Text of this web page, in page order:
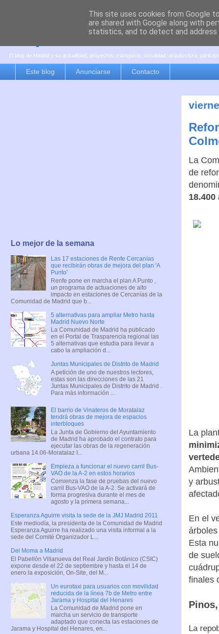
es por madrid
El blog de Madrid y su actualidad, proyectos, transporte, movilidad, arquitectura,
Este blog Anunciarse Contacto
La
de
La
y
En el
Esta
de
finales
La
Lo mejor de la semana
Las 17 estaciones de Renfe Cercanías
que recibirán obras de mejora del plan 'A
Punto'
Renfe pone en marcha el plan A Punto ,
un programa de actuaciones de alto
impacto en estaciones de Cercanías de la
Comunidad de Madrid que b...
5 alternativas para ampliar Metro hasta
Madrid Nuevo Norte
La Comunidad de Madrid ha publicado
en el Portal de Trasparencia regional las
5 alternativas que estudia para llevar a
cabo la ampliación d...
Juntas Municipales de Distrito de Madrid
A petición de uno de nuestros lectores,
estas son las direcciones de las 21
Juntas Municipales de Distrito de Madrid .
Para más información ...
El barrio de Vinateros de Moratalaz
tendrá obras de mejora de espacios
interbloques
La Junta de Gobierno del Ayuntamiento
de Madrid ha aprobado el contrato para
ejecutar las obras de la regeneración
urbana 14.06-Moratalaz I...
Empieza a funcionar el nuevo carril Bus-
VAO de la A-2 en estos horarios
Comienza la fase de pruebas del nuevo
carril Bus-VAO de la A-2. Se activará de
forma progresiva durante el mes de
agosto y la primera semana...
Esperanza Aguirre visita la sede de la JMJ Madrid 2011
Este mediodía, la presidenta de la Comunidad de Madrid
Esperanza Aguirre ha realizado una visita informal a la
sede del Comité Organizador L...
Del Moma a Madrid
El Pabellón Villanueva del Real Jardín Botánico (CSIC)
expone desde el 22 de septiembre y hasta el 14 de
enero la exposición, On-Site, del M...
Un eurotaxi para usuarios con movilidad
reducida de la línea 7b de Metro entre
Jarama y Hospital del Henares
La Comunidad de Madrid pone en
marcha un servicio de transporte
adaptado que conecta las estaciones de
Jarama y Hospital del Henares, en...
This site uses cookies from Google
are shared with Google along with
statistics, and to detect and address